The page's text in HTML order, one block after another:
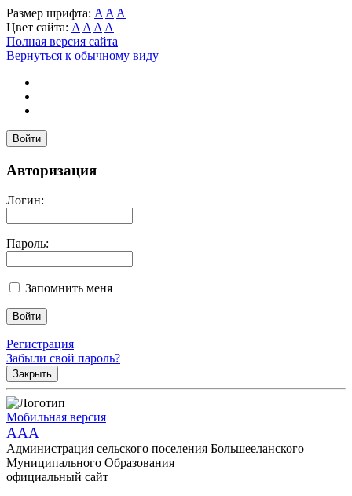
Размер шрифта: A A A
Цвет сайта: A A A A
Полная версия сайта
Вернуться к обычному виду
Войти
Авторизация
Логин:
Пароль:
Запомнить меня
Регистрация
Забыли свой пароль?
Закрыть
Мобильная версия
AAA
Администрация сельского поселения Большееланского
Муниципального Образования
официальный сайт